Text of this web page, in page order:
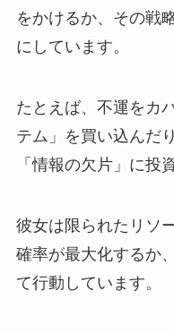
をかけるか、その戦
にしています。
たとえば、不運をカ
テム」を買い込んだ
「情報の欠片」に投
彼女は限られたリソ
確率が最大化するか
て行動しています。